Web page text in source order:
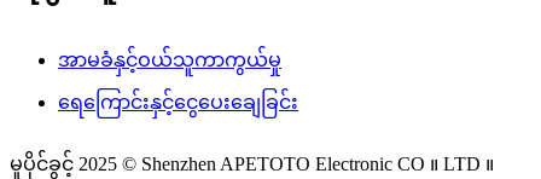
အာမခံနှင့်ဝယ်သူကာကွယ်မှု
ရေကြောင်းနှင့်ငွေပေးချေခြင်း
မူပိုင်ခွင့် 2025 © Shenzhen APETOTO Electronic CO ။ LTD ။